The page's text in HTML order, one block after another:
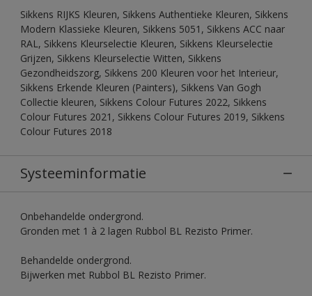
Sikkens RIJKS Kleuren, Sikkens Authentieke Kleuren, Sikkens
Modern Klassieke Kleuren, Sikkens 5051, Sikkens ACC naar
RAL, Sikkens Kleurselectie Kleuren, Sikkens Kleurselectie
Grijzen, Sikkens Kleurselectie Witten, Sikkens
Gezondheidszorg, Sikkens 200 Kleuren voor het Interieur,
Sikkens Erkende Kleuren (Painters), Sikkens Van Gogh
Collectie kleuren, Sikkens Colour Futures 2022, Sikkens
Colour Futures 2021, Sikkens Colour Futures 2019, Sikkens
Colour Futures 2018
Systeeminformatie
Onbehandelde ondergrond.
Gronden met 1 à 2 lagen Rubbol BL Rezisto Primer.
Behandelde ondergrond.
Bijwerken met Rubbol BL Rezisto Primer.